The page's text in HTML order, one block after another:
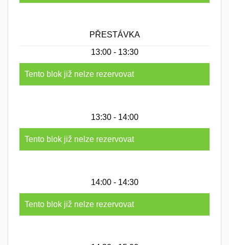
PŘESTÁVKA
13:00 - 13:30
Tento blok již nelze rezervovat
13:30 - 14:00
Tento blok již nelze rezervovat
14:00 - 14:30
Tento blok již nelze rezervovat